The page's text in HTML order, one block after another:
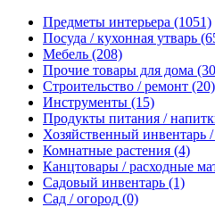
Предметы интерьера (1051)
Посуда / кухонная утварь
Мебель (208)
Прочие товары для дома
Строительство / ремонт (20)
Инструменты (15)
Продукты питания /
Хозяйственный инвентарь
Комнатные растения (4)
Канцтовары / расходные
Садовый инвентарь (1)
Сад / огород (0)